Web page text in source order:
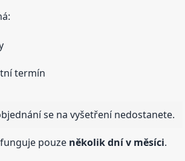
termín
se na vyšetření nedostanete.
pouze několik dní v měsíci.